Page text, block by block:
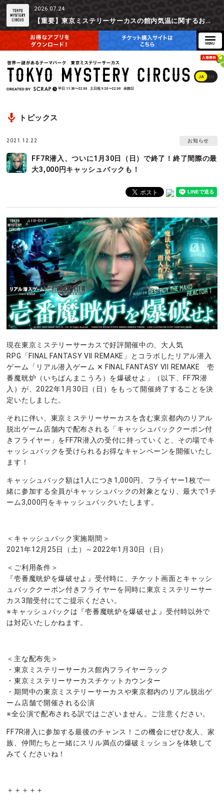
2026.07.24
【重要】東京ミステリーサーカスの館内気温に関するお詫びとご参加辞退時の返金対応について
JA EN
平日 11:30〜22:00 土日祝 9:20〜22:00 休館日
トピックス
2021.12.22 お知らせ
FF7R潜入、ついに1月30日（日）で終了！終了間際の最
大3,000円キャッシュバックも！
現在東京ミステリーサーカスで好評開催中の、大人気
RPG「FINAL FANTASY VII REMAKE」とコラボしたリアル潜入
ゲーム「リアル潜入ゲーム ✕ FINAL FANTASY VII REMAKE 壱
番魔晄炉（いちばんまこうろ）を爆破せよ」（以下、FF7R潜
入）が、2022年1月30日（日）をもって開催終了することを決
定いたしました。
それに伴い、東京ミステリーサーカスを含む東京都内のリアル
脱出ゲーム店舗内で配布される「キャッシュバッククーポン付
きフライヤー」をFF7R潜入の受付に持っていくと、その場でキ
ャッシュバックを受けられるお得なキャンペーンを開催いたし
ます！
キャッシュバック額は1人につき1,000円。フライヤー1枚で一
緒に参加する全員がキャッシュバックの対象となり、最大で1チ
ーム3,000円をキャッシュバックいたします。
＜キャッシュバック実施期間＞
2021年12月25日（土）～2022年1月30日（日）
＜ご利用条件＞
『壱番魔晄炉を爆破せよ』受付時に、チケット画面とキャッシ
ュバッククーポン付きフライヤーを同時に東京ミステリーサー
カス3階受付にてご提示ください。
※キャッシュバックは『壱番魔晄炉を爆破せよ』受付時以外で
は対応いたしかねます。
＜主な配布先＞
・東京ミステリーサーカス館内フライヤーラック
・東京ミステリーサーカスチケットカウンター
・期間中の東京ミステリーサーカスや東京都内のリアル脱出ゲ
ーム店舗で開催される公演
※全公演で配布される訳ではございません。ご注意ください。
FF7R潜入に参加する最後のチャンス！この機会にぜひ友人、家
族、仲間たちと一緒にスリル満点の爆破ミッションを体験して
みてくださいね！
＋＋＋＋＋